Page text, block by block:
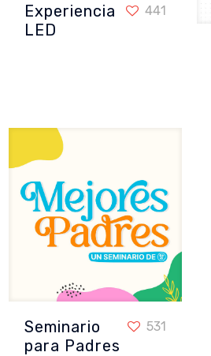
Experiencia LED
Experiencia
LED
441
Seminario para Padres
Seminario
para Padres
531